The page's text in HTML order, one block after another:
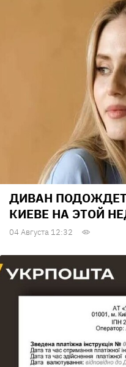
ДИВАН
КИЕВЕ НА ЭТОЙ
04 Августа 12:32